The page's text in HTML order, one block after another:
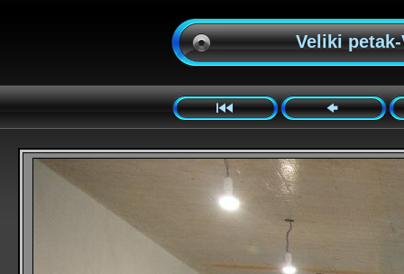
Veliki petak-